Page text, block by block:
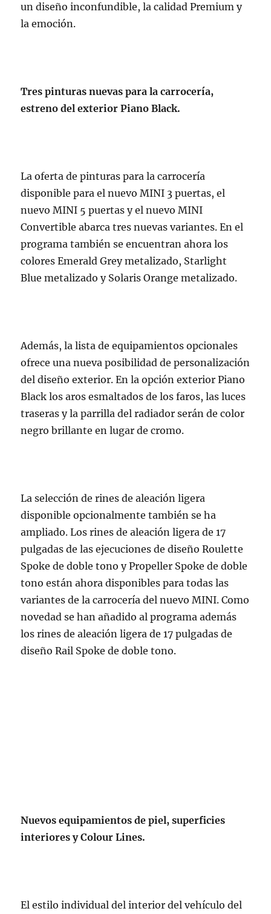
un diseño inconfundible, la calidad Premium y
la emoción.
Tres pinturas nuevas para la carrocería,
estreno del exterior Piano Black.
La oferta de pinturas para la carrocería
disponible para el nuevo MINI 3 puertas, el
nuevo MINI 5 puertas y el nuevo MINI
Convertible abarca tres nuevas variantes. En el
programa también se encuentran ahora los
colores Emerald Grey metalizado, Starlight
Blue metalizado y Solaris Orange metalizado.
Además, la lista de equipamientos opcionales
ofrece una nueva posibilidad de personalización
del diseño exterior. En la opción exterior Piano
Black los aros esmaltados de los faros, las luces
traseras y la parrilla del radiador serán de color
negro brillante en lugar de cromo.
La selección de rines de aleación ligera
disponible opcionalmente también se ha
ampliado. Los rines de aleación ligera de 17
pulgadas de las ejecuciones de diseño Roulette
Spoke de doble tono y Propeller Spoke de doble
tono están ahora disponibles para todas las
variantes de la carrocería del nuevo MINI. Como
novedad se han añadido al programa además
los rines de aleación ligera de 17 pulgadas de
diseño Rail Spoke de doble tono.
Nuevos equipamientos de piel, superficies
interiores y Colour Lines.
El estilo individual del interior del vehículo del